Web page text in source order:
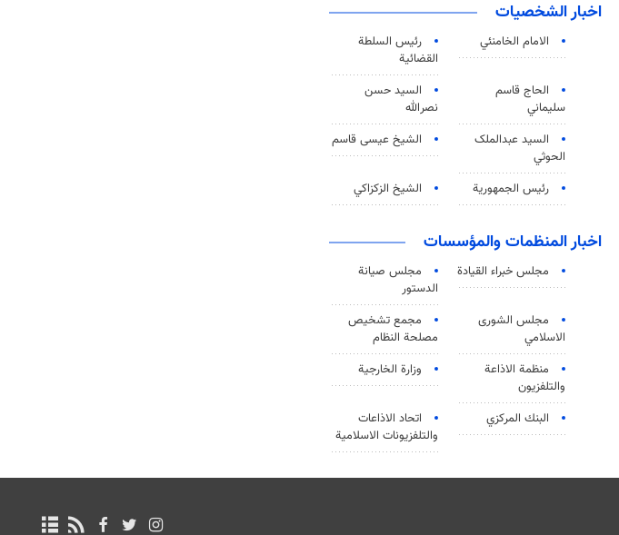
اخبار الشخصيات
الامام الخامنئي
رئیس السلطة
القضائیة
الحاج قاسم
سليماني
السيد حسن
نصرالله
السید عبدالملک
الحوثي
الشيخ عيسى قاسم
رئيس الجمهورية الشيخ الزكزاكي
اخبار المنظمات والمؤسسات
مجلس خبراء القيادة
مجلس صيانة
الدستور
مجلس الشورى
الاسلامي
مجمع تشخيص
مصلحة النظام
منظمة الاذاعة
والتلفزیون
وزارة الخارجية
البنك المركزي
اتحاد الاذاعات
والتلفزيونات الاسلامية